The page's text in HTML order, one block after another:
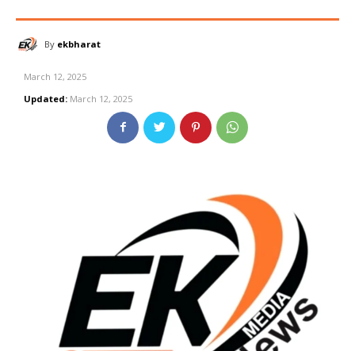
By ekbharat
March 12, 2025
Updated: March 12, 2025